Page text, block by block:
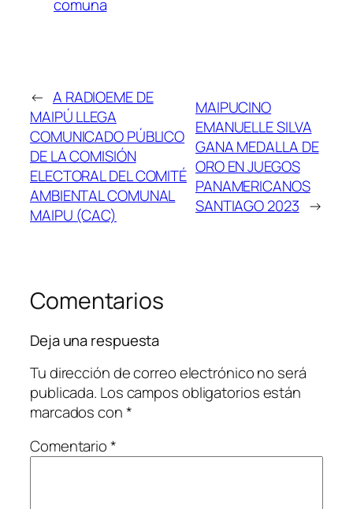
comuna
← A RADIOEME DE
MAIPÚ LLEGA
COMUNICADO PÚBLICO
DE LA COMISIÓN
ELECTORAL DEL COMITÉ
AMBIENTAL COMUNAL
MAIPU (CAC)
MAIPUCINO
EMANUELLE SILVA
GANA MEDALLA DE
ORO EN JUEGOS
PANAMERICANOS
SANTIAGO 2023 →
Comentarios
Deja una respuesta
Tu dirección de correo electrónico no será
publicada. Los campos obligatorios están
marcados con*
Comentario*